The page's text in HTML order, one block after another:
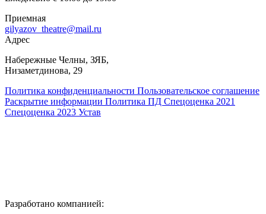
Приемная
gilyazov_theatre@mail.ru
Адрес
​Набережные Челны, ЗЯБ,
Низаметдинова, 29
Политика конфиденциальности Пользовательское соглашение
Раскрытие информации Политика ПД Спецоценка 2021
Спецоценка 2023 Устав
Разработано компанией: